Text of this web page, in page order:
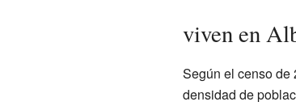
viven en
Según el censo de
densidad de